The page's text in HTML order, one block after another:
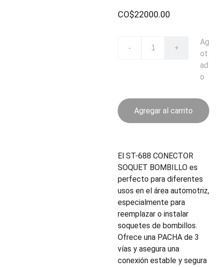
CO$22000.00
- +
Ag
ot
ad
o
Agregar al carrito
El ST-688 CONECTOR
SOQUET BOMBILLO es
perfecto para diferentes
usos en el área automotriz,
especialmente para
reemplazar o instalar
soquetes de bombillos.
Ofrece una PACHA de 3
vías y asegura una
conexión estable y segura